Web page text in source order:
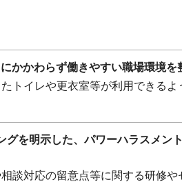
かかわらず働きやすい職場環境を
トイレや更衣室等が利用できるよ
グを明示した、パワーハラスメン
談対応の留意点等に関する研修や